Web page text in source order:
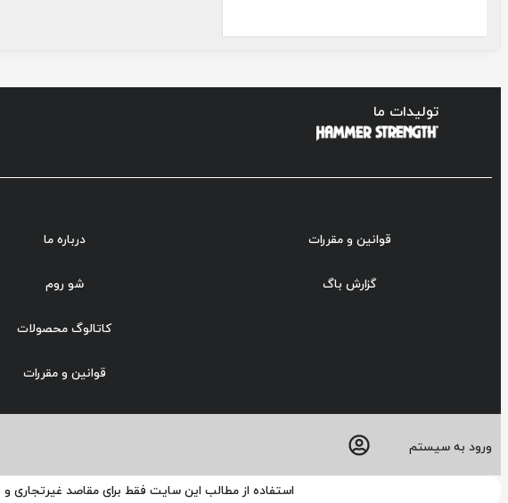
تولیدات ما
قوانین و مقررات
گزارش باگ
درباره ما
شو روم
کاتالوگ محصولات
قوانین و مقررات
ورود به سیستم
استفاده از مطالب این سایت فقط برای مقاصد